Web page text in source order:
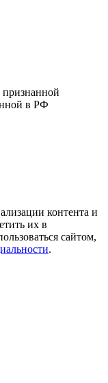
в РФ
контента и
их в
сайтом,
.